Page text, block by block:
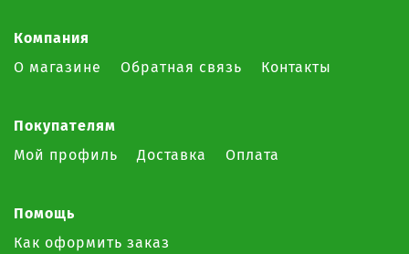
Компания
О магазине
Обратная связь Контакты
Покупателям
Мой профиль
Доставка Оплата
Помощь
Как оформить заказ